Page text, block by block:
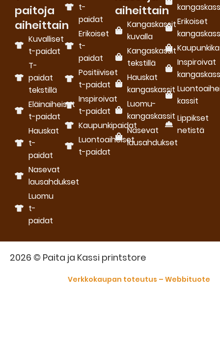
paitoja
aiheittain
Kuvalliset
t-paidat
T-
paidat
tekstillä
Eläinaiheiset
t-paidat
Hauskat
t-
paidat
Nasevat
lausahdukset
Luomu
t-
paidat
t-
paidat
Erikoiset
t-
paidat
Positiiviset
t-paidat
Inspiroivat
t-paidat
Kaupunkipaidat
Luontoaiheiset
t-paidat
aiheittain
Kangaskassit
kuvalla
Kangaskassit
tekstillä
Hauskat
kangaskassit
Luomu­
kangaskassit
Nasevat
lausahdukset
Erikoiset
Inspiroivat
kassit
Lippikset
netistä
2026 © Paita ja Kassi printstore
Verkkokaupan toteutus – Webbituote